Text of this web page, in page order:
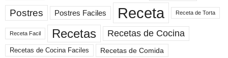
Postres Postres Faciles Receta Receta de Torta
Receta Facil Recetas Recetas de Cocina
Recetas de Cocina Faciles
Recetas de Comida